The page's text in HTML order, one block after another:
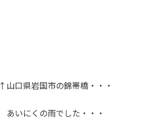
↑山口県岩国市の錦帯橋・・・
あいにくの雨でした・・・